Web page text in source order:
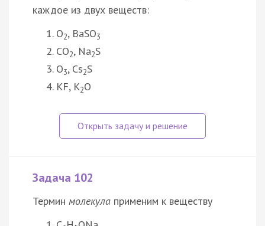
каждое из двух веществ:
O2, BaSO3
CO2, Na2S
O3, Cs2S
KF, K2O
Задача 102
Термин молекула применим к веществу